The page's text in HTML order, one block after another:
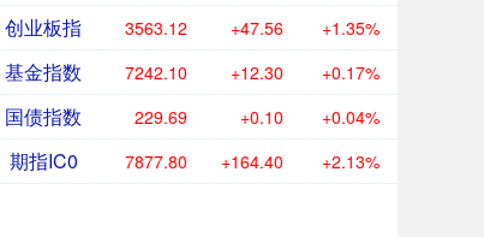
创业板指 3563.12 +47.56 +1.35%
基金指数 7242.10 +12.30 +0.17%
国债指数 229.69 +0.10 +0.04%
期指IC0 7877.80 +164.40 +2.13%